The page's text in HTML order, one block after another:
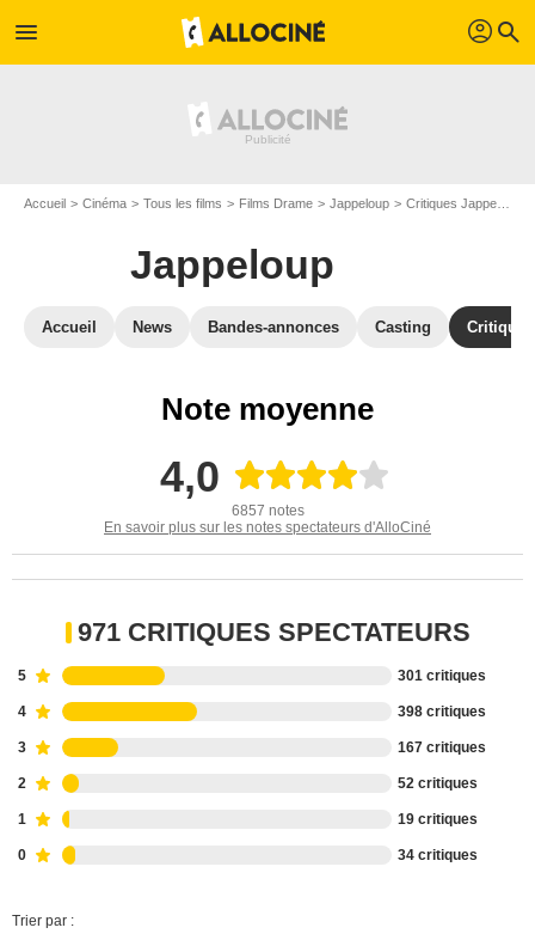
menu profil search
Accueil Cinéma Tous les films Films Drame Jappeloup Critiques Jappeloup
Jappeloup
Accueil News Bandes-annonces Casting
Note moyenne
4,0
6857 notes
En savoir plus sur les notes spectateurs d'AlloCiné
971 CRITIQUES SPECTATEURS
5 301 critiques
4 398 critiques
3 167 critiques
2 52 critiques
1 19 critiques
0 34 critiques
Trier par :